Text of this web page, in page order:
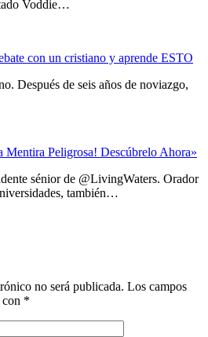
Voddie…
con un cristiano y aprende ESTO
Después de seis años de noviazgo,
Mentira Peligrosa! Descúbrelo Ahora»
sénior de @LivingWaters. Orador
también…
no será publicada. Los campos
*